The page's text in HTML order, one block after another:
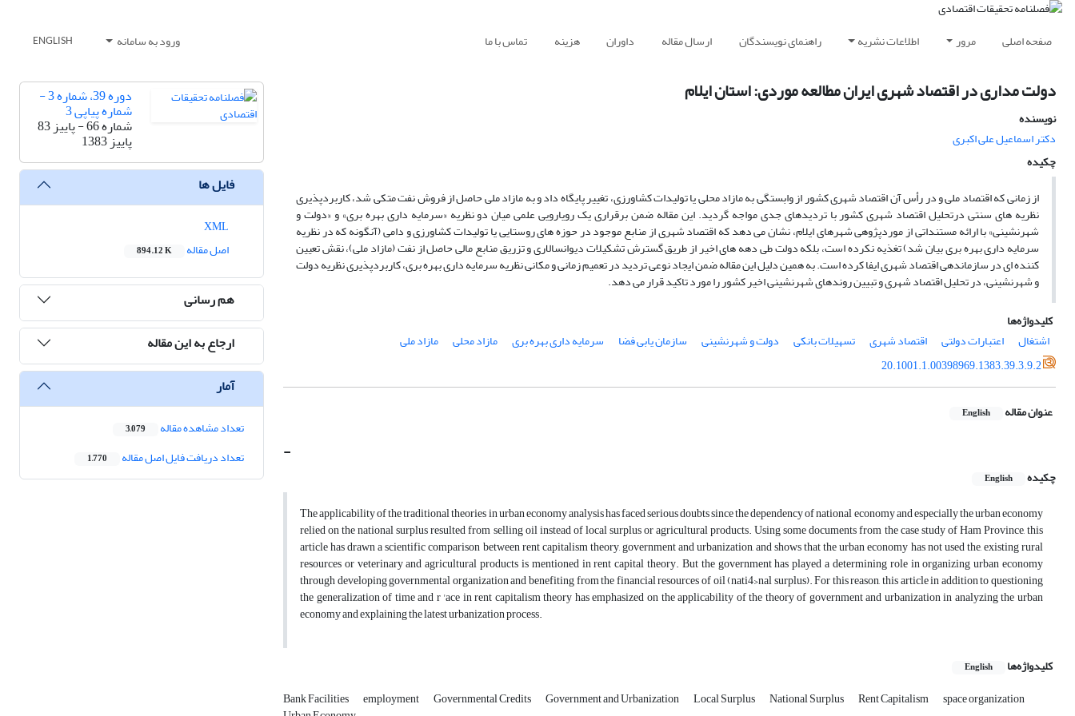
صفحه اصلی مرور اطلاعات نشریه راهنمای نویسندگان ارسال مقاله داوران هزینه تماس با ما ورود به سامانه ENGLISH
دولت مداری در اقتصاد شهری ایران مطالعه موردی: استان ایلام
نویسنده
دکتر اسماعیل علی اکبری
چکیده
از زمانی که اقتصاد ملی و در رأس آن اقتصاد شهری کشور از وابستگی به مازاد محلی یا تولیدات کشاورزی، تغییر پایگاه داد و به مازاد ملی حاصل از فروش نفت متکی شد، کاربردپذیری
نظریه های سنتی درتحلیل اقتصاد شهری کشور با تردیدهای جدی مواجه گردید. این مقاله ضمن برقراری یک رویارویی علمی میان دو نظریه «سرمایه داری بهره بری» و «دولت و
شهرنشینی» با ارائه مستنداتی از موردپژوهی شهرهای ایلام، نشان می دهد که اقتصاد شهری از منابع موجود در حوزه های روستایی یا تولیدات کشاورزی و دامی (آنگونه که در نظریه
سرمایه داری بهره بری بیان شد) تغذیه نکرده است، بلکه دولت طی دهه های اخیر از طریق گسترش تشکیلات دیوانسالاری و تزریق منابع مالی حاصل از نفت (مازاد ملی)، نقش تعیین
کننده ای در سازماندهی اقتصاد شهری ایفا کرده است. به همین دلیل این مقاله ضمن ایجاد نوعی تردید در تعمیم زمانی و مکانی نظریه سرمایه داری بهره بری، کاربردپذیری نظریه دولت
و شهرنشینی، در تحلیل اقتصاد شهری و تبیین روندهای شهرنشینی اخیر کشور را مورد تاکید قرار می دهد.
کلیدواژه‌ها
اشتغال
اعتبارات دولتی اقتصاد شهری تسهیلات بانکی دولت و شهرنشینی سازمان یابی فضا سرمایه داری بهره بری مازاد محلی
مازاد ملی
20.1001.1.00398969.1383.39.3.9.2
عنوان مقاله English
-
چکیده English
The applicability of the traditional theories in urban economy analysis has faced serious doubts since the dependency of national economy and especially the urban economy
relied on the national surplus resulted from selling oil instead of local surplus or agricultural products. Using some documents from the case study of Ham Province, this
article has drawn a scientific comparison between rent capitalism theory, government and urbanization, and shows that the urban economy has not used the, existing rural
resources or veterinary and agricultural products is mentioned in rent capital theory. But the government has played a determining role in organizing urban economy
through developing governmental organization and benefiting from the financial resources of oil (nati4>nal surplus). For this reason, this article in addition to questioning
the generalization of time and r 'ace in rent capitalism theory has emphasized on the applicability of the theory of government and urbanization in analyzing the urban
economy and explaining the latest urbanization process.
کلیدواژه‌ها English
Bank Facilities employment Governmental Credits Government and Urbanization Local Surplus National Surplus Rent Capitalism space organization
دوره 39، شماره 3 -
شماره پیاپی 3
شماره 66 - پاییز 83
پاییز 1383
فایل ها
اصل مقاله
894.12 K
هم رسانی
ارجاع به این مقاله
آمار
تعداد مشاهده مقاله 3,079
تعداد دریافت فایل اصل مقاله 1,770